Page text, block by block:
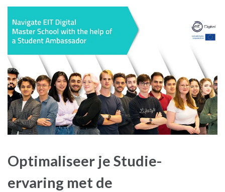
Optimaliseer je Studie-
ervaring met de